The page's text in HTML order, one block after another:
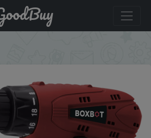
дрель-шуруповерт BOXBOT